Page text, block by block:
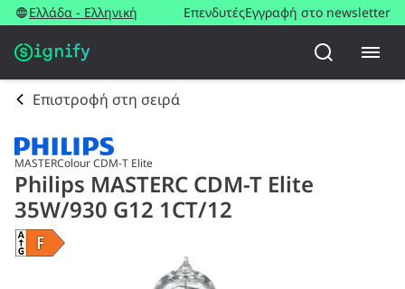
Ελλάδα - Ελληνική ΕπενδυτέςΕγγραφή στο newsletter
Επιστροφή στη σειρά
MASTERColour CDM-T Elite
Philips MASTERC CDM-T Elite
35W/930 G12 1CT/12